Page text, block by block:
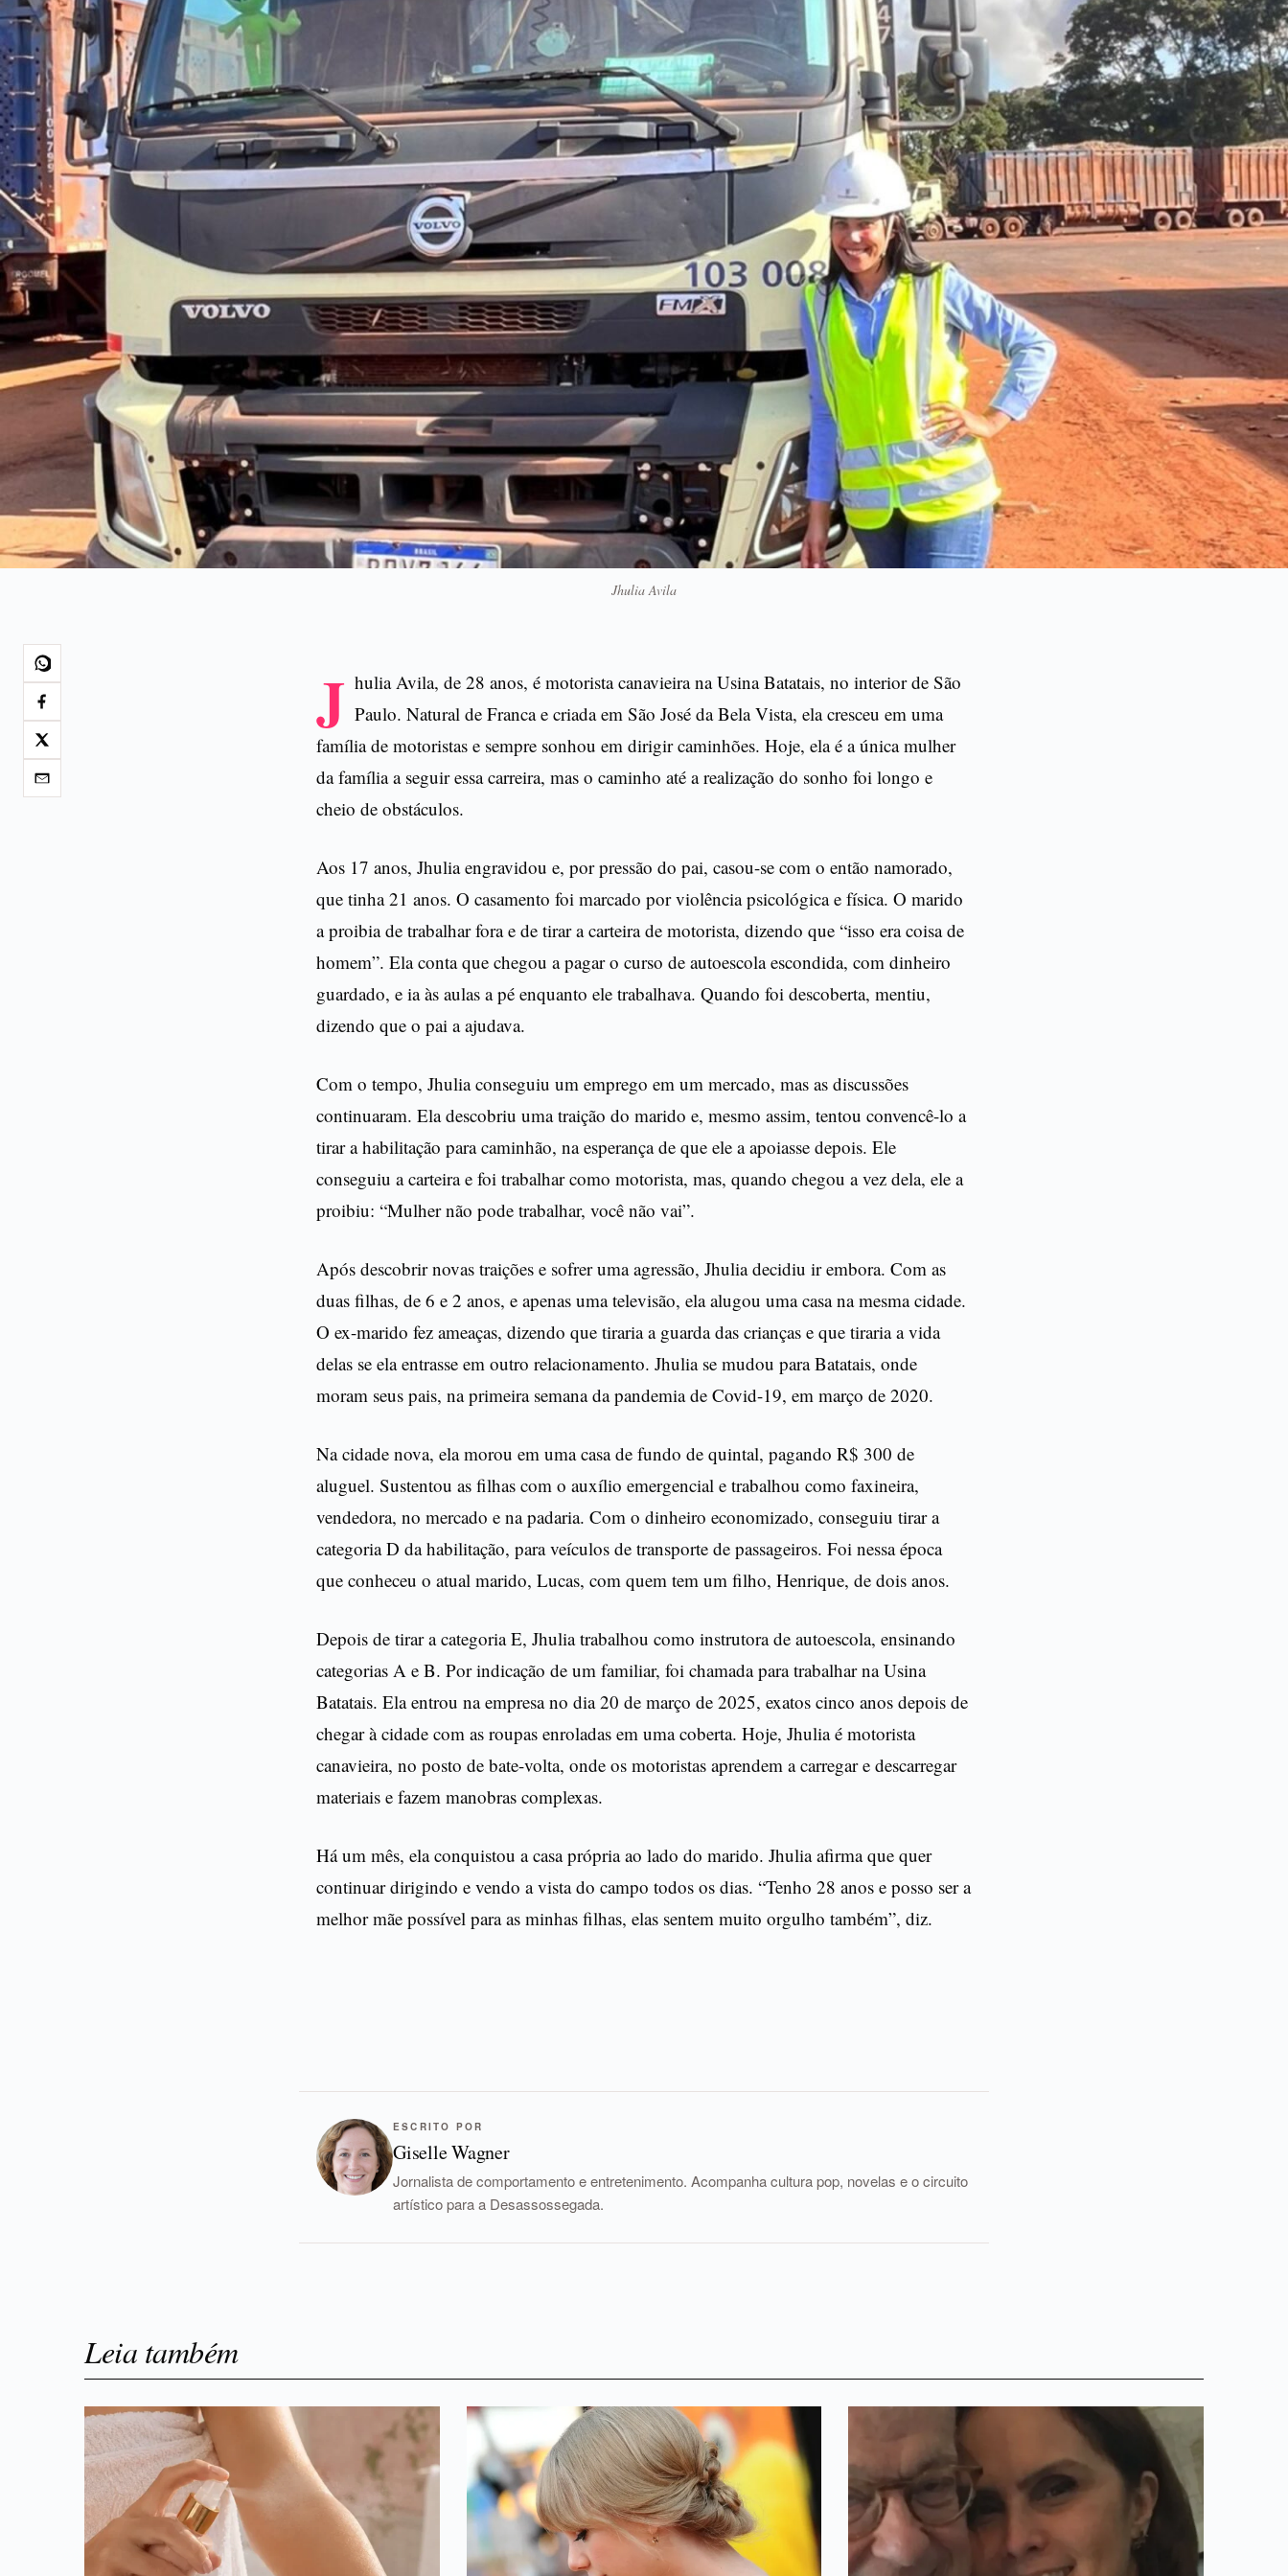
Jhulia Avila
J hulia Avila, de 28 anos, é motorista canavieira na Usina Batatais, no interior de São
Paulo. Natural de Franca e criada em São José da Bela Vista, ela cresceu em uma
família de motoristas e sempre sonhou em dirigir caminhões. Hoje, ela é a única mulher
da família a seguir essa carreira, mas o caminho até a realização do sonho foi longo e
cheio de obstáculos.
Aos 17 anos, Jhulia engravidou e, por pressão do pai, casou-se com o então namorado,
que tinha 21 anos. O casamento foi marcado por violência psicológica e física. O marido
a proibia de trabalhar fora e de tirar a carteira de motorista, dizendo que “isso era coisa de
homem”. Ela conta que chegou a pagar o curso de autoescola escondida, com dinheiro
guardado, e ia às aulas a pé enquanto ele trabalhava. Quando foi descoberta, mentiu,
dizendo que o pai a ajudava.
Com o tempo, Jhulia conseguiu um emprego em um mercado, mas as discussões
continuaram. Ela descobriu uma traição do marido e, mesmo assim, tentou convencê-lo a
tirar a habilitação para caminhão, na esperança de que ele a apoiasse depois. Ele
conseguiu a carteira e foi trabalhar como motorista, mas, quando chegou a vez dela, ele a
proibiu: “Mulher não pode trabalhar, você não vai”.
Após descobrir novas traições e sofrer uma agressão, Jhulia decidiu ir embora. Com as
duas filhas, de 6 e 2 anos, e apenas uma televisão, ela alugou uma casa na mesma cidade.
O ex-marido fez ameaças, dizendo que tiraria a guarda das crianças e que tiraria a vida
delas se ela entrasse em outro relacionamento. Jhulia se mudou para Batatais, onde
moram seus pais, na primeira semana da pandemia de Covid-19, em março de 2020.
Na cidade nova, ela morou em uma casa de fundo de quintal, pagando R$ 300 de
aluguel. Sustentou as filhas com o auxílio emergencial e trabalhou como faxineira,
vendedora, no mercado e na padaria. Com o dinheiro economizado, conseguiu tirar a
categoria D da habilitação, para veículos de transporte de passageiros. Foi nessa época
que conheceu o atual marido, Lucas, com quem tem um filho, Henrique, de dois anos.
Depois de tirar a categoria E, Jhulia trabalhou como instrutora de autoescola, ensinando
categorias A e B. Por indicação de um familiar, foi chamada para trabalhar na Usina
Batatais. Ela entrou na empresa no dia 20 de março de 2025, exatos cinco anos depois de
chegar à cidade com as roupas enroladas em uma coberta. Hoje, Jhulia é motorista
canavieira, no posto de bate-volta, onde os motoristas aprendem a carregar e descarregar
materiais e fazem manobras complexas.
Há um mês, ela conquistou a casa própria ao lado do marido. Jhulia afirma que quer
continuar dirigindo e vendo a vista do campo todos os dias. “Tenho 28 anos e posso ser a
melhor mãe possível para as minhas filhas, elas sentem muito orgulho também”, diz.
ESCRITO POR
Giselle Wagner
Jornalista de comportamento e entretenimento. Acompanha cultura pop, novelas e o circuito
artístico para a Desassossegada.
Leia também